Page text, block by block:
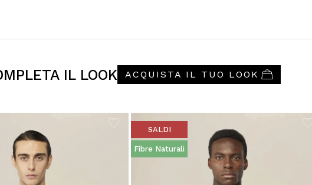
IL LOOK ACQUISTA IL TUO LOOK
SALDI
Fibre Naturali